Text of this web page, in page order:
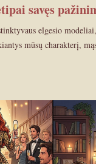
savęs
elgesio
mūsų charakterį,